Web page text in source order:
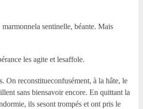
sentinelle, béante. Mais
les agite et lesaffole.
On reconstitueconfusément, à la hâte, le
sans biensavoir encore. En quittant la
ils sesont trompés et ont pris le